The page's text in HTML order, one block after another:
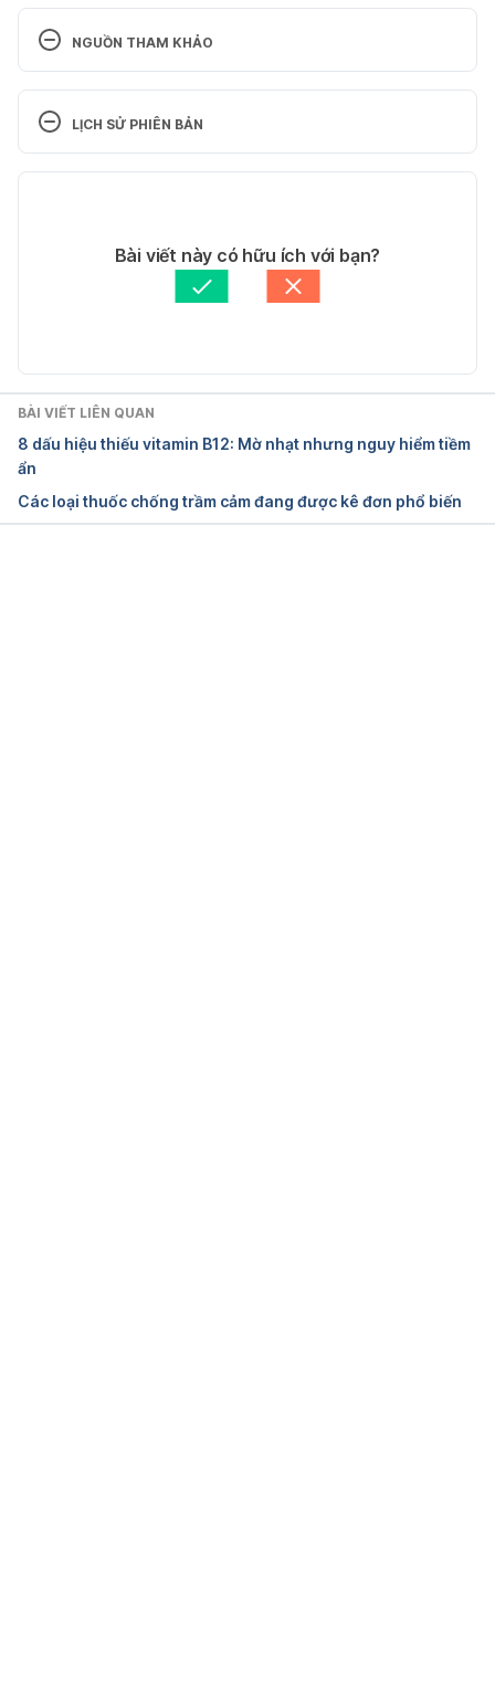
NGUỒN THAM KHẢO
Lot. https://brightside.me/wonder-curiosities/18-
amazing-facts-about-your-body-that-explain-a-
Body. https://allthatsinteresting.com/human-body-
facts. Ngày truy cập 26/12/2018.
world.com/medical/human-body-facts.php. Ngày
truy cập 26/12/2018.
LỊCH SỬ PHIÊN BẢN
Tác giả: Ngọc Vũ
Tham vấn y khoa: Bác sĩ Nguyễn Thường Hanh
Ngân Phạm
Bài viết này có hữu ích với bạn?
BÀI VIẾT LIÊN QUAN
8 dấu hiệu thiếu vitamin B12: Mờ nhạt nhưng nguy hiểm tiềm
ẩn
Các loại thuốc chống trầm cảm đang được kê đơn phổ biến